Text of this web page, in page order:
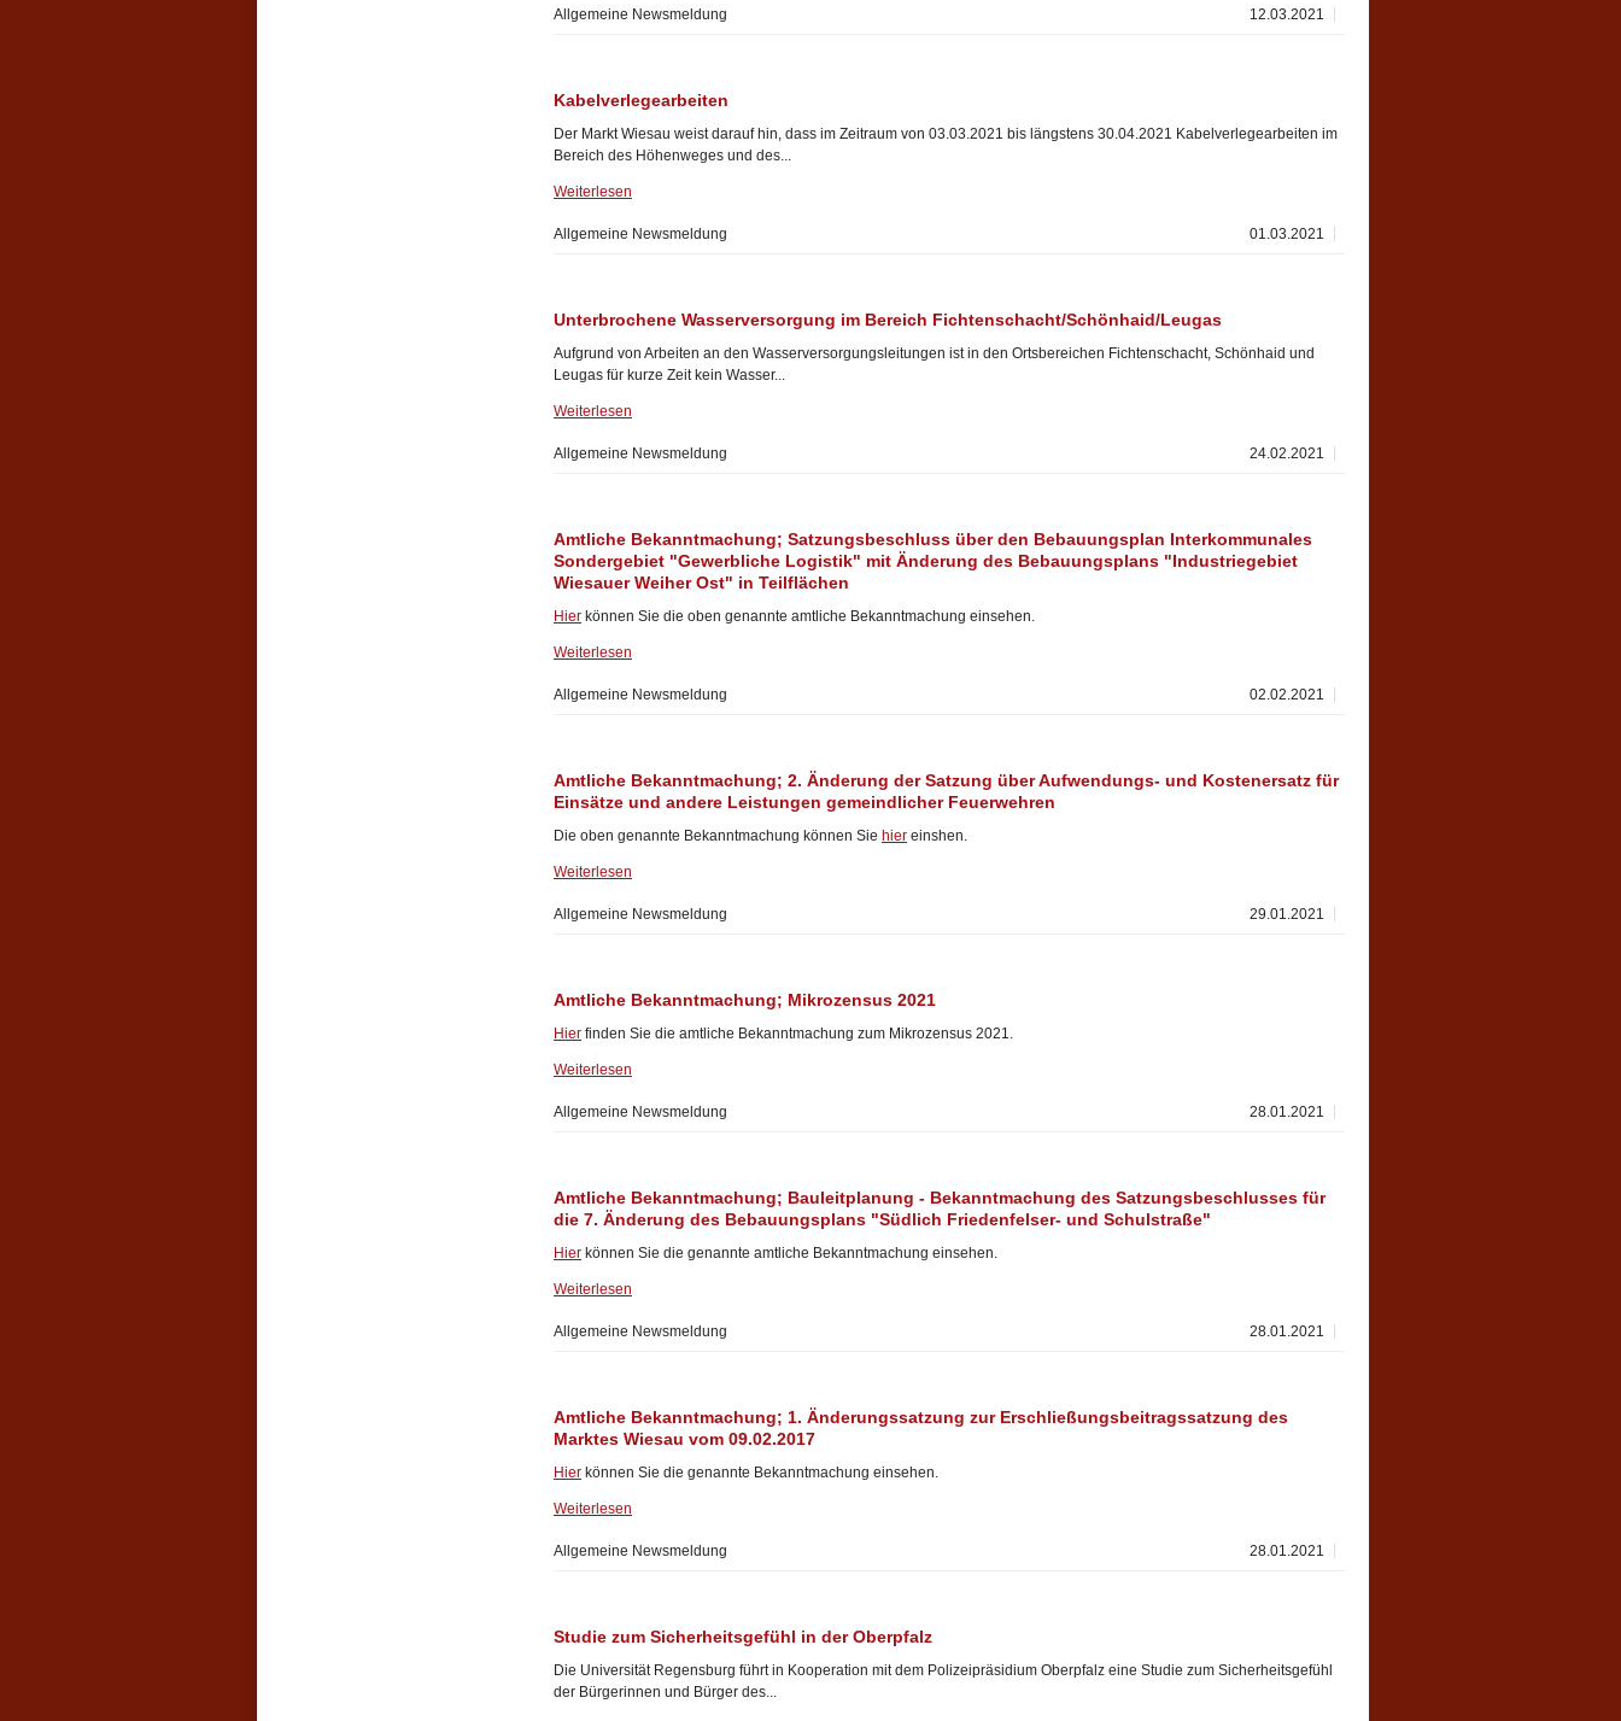
12.03.2021
Allgemeine Newsmeldung
Kabelverlegearbeiten
Der Markt Wiesau weist darauf hin, dass im Zeitraum von 03.03.2021 bis längstens 30.04.2021 Kabelverlegearbeiten im
Bereich des Höhenweges und des...
Weiterlesen
01.03.2021
Allgemeine Newsmeldung
Unterbrochene Wasserversorgung im Bereich Fichtenschacht/Schönhaid/Leugas
Aufgrund von Arbeiten an den Wasserversorgungsleitungen ist in den Ortsbereichen Fichtenschacht, Schönhaid und
Leugas für kurze Zeit kein Wasser...
Weiterlesen
24.02.2021
Allgemeine Newsmeldung
Amtliche Bekanntmachung; Satzungsbeschluss über den Bebauungsplan Interkommunales
Sondergebiet "Gewerbliche Logistik" mit Änderung des Bebauungsplans "Industriegebiet
Wiesauer Weiher Ost" in Teilflächen
Hier können Sie die oben genannte amtliche Bekanntmachung einsehen.
Weiterlesen
02.02.2021
Allgemeine Newsmeldung
Amtliche Bekanntmachung; 2. Änderung der Satzung über Aufwendungs- und Kostenersatz für
Einsätze und andere Leistungen gemeindlicher Feuerwehren
Die oben genannte Bekanntmachung können Sie hier einshen.
Weiterlesen
29.01.2021
Allgemeine Newsmeldung
Amtliche Bekanntmachung; Mikrozensus 2021
Hier finden Sie die amtliche Bekanntmachung zum Mikrozensus 2021.
Weiterlesen
28.01.2021
Allgemeine Newsmeldung
Amtliche Bekanntmachung; Bauleitplanung - Bekanntmachung des Satzungsbeschlusses für
die 7. Änderung des Bebauungsplans "Südlich Friedenfelser- und Schulstraße"
Hier können Sie die genannte amtliche Bekanntmachung einsehen.
Weiterlesen
28.01.2021
Allgemeine Newsmeldung
Amtliche Bekanntmachung; 1. Änderungssatzung zur Erschließungsbeitragssatzung des
Marktes Wiesau vom 09.02.2017
Hier können Sie die genannte Bekanntmachung einsehen.
Weiterlesen
28.01.2021
Allgemeine Newsmeldung
Studie zum Sicherheitsgefühl in der Oberpfalz
Die Universität Regensburg führt in Kooperation mit dem Polizeipräsidium Oberpfalz eine Studie zum Sicherheitsgefühl
der Bürgerinnen und Bürger des...